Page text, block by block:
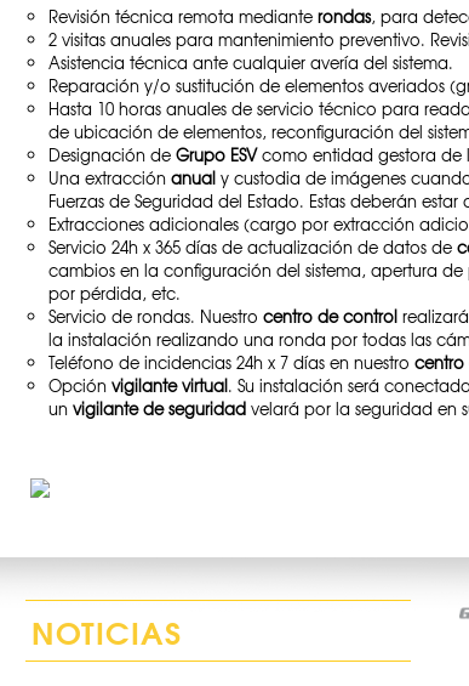
Revisión técnica remota mediante rondas, para
2 visitas anuales para mantenimiento preventivo.
Asistencia técnica ante cualquier avería del sistema.
Reparación y/o sustitución de elementos averiados
Hasta 10 horas anuales de servicio técnico para
de ubicación de elementos, reconfiguración del
Designación de Grupo ESVcomo entidad gestora de
Una extracción anualy custodia de imágenes
Fuerzas de Seguridad del Estado. Estas deberán
Extracciones adicionales (cargo por extracción
Servicio 24h x 365 días de actualización de datos de
cambios en la configuración del sistema, apertura
por pérdida, etc.
Servicio de rondas. Nuestro centro de control
la instalación realizando una ronda por todas las
Teléfono de incidencias 24h x 7 días en nuestro
Opción vigilante virtual. Su instalación será
un vigilante de seguridadvelará por la seguridad en
NOTICIAS